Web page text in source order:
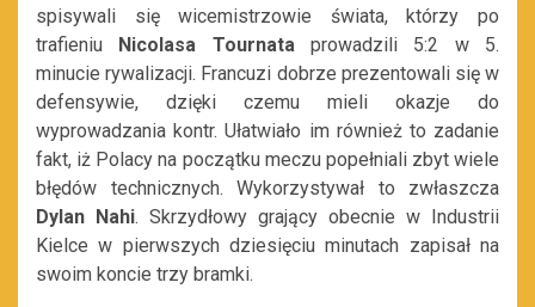
spisywali się wicemistrzowie świata, którzy po
trafieniu Nicolasa Tournata prowadzili 5:2 w 5.
minucie rywalizacji. Francuzi dobrze prezentowali się w
defensywie, dzięki czemu mieli okazje do
wyprowadzania kontr. Ułatwiało im również to zadanie
fakt, iż Polacy na początku meczu popełniali zbyt wiele
błędów technicznych. Wykorzystywał to zwłaszcza
Dylan Nahi. Skrzydłowy grający obecnie w Industrii
Kielce w pierwszych dziesięciu minutach zapisał na
swoim koncie trzy bramki.